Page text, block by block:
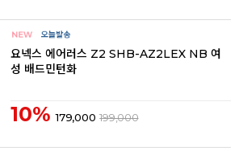
요넥스 에어러스 Z2 SHB-AZ2LEX NB 여
성 배드민턴화
10% 179,000 199,000